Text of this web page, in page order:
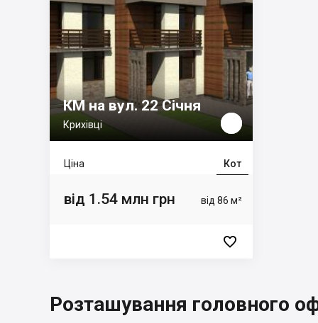
КМ на вул. 22 Січня
Крихівці
Кот
Ціна
від 86 м²
від 1.54 млн грн

Розташування головного